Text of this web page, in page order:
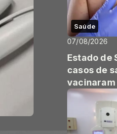
Saúde
07/08/2026
Estado de
casos de
vacinaram